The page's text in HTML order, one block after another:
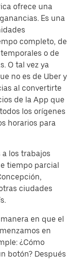
ofrece una
Es una
completo, de
o de
O tal vez ya
no es de Uber y
al convertirte
de la App que
los orígenes
horarios para
los trabajos
tiempo parcial
ciudades
en que el
en
¿Cómo
botón? Después